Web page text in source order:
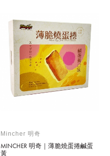
Mincher 明奇
MINCHER 明奇｜薄脆燒蛋捲鹹蛋
黃